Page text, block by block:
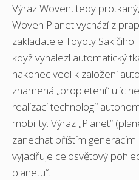
Výraz Woven, tedy
Woven Planet vychází z
zakladatele Toyoty
když vynalezl automatický
nakonec vedl k založení
znamená „propletení“ ulic
realizaci technologií
mobility. Výraz „Planet“
zanechat příštím
vyjadřuje celosvětový
planetu“.